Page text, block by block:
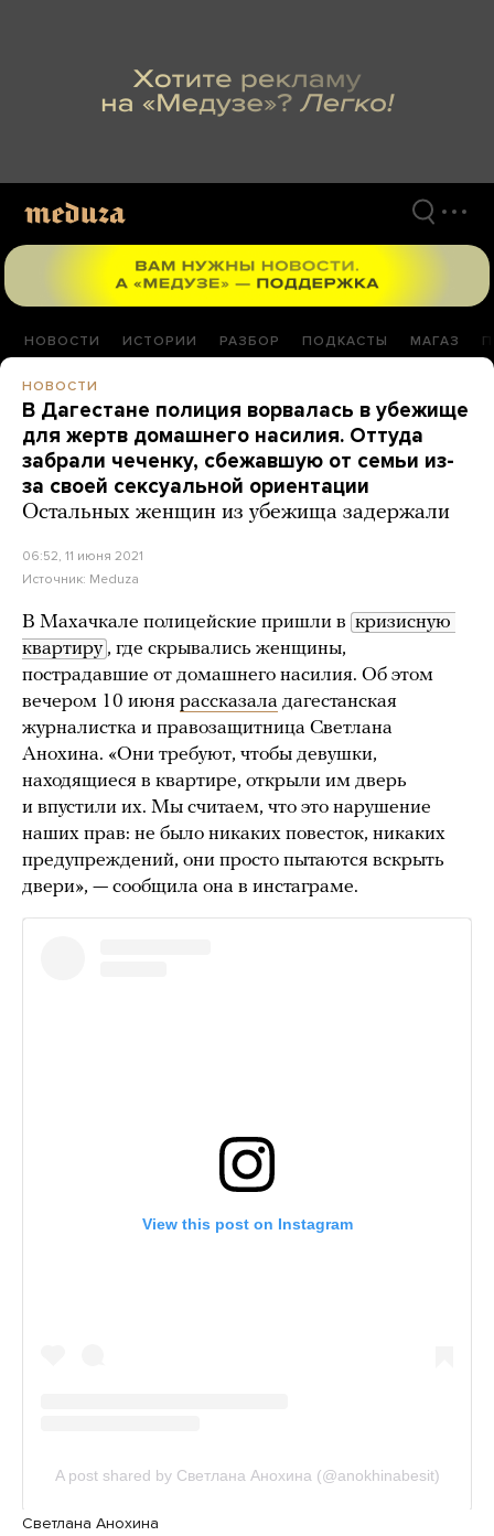
НОВОСТИ ИСТОРИИ РАЗБОР ПОДКАСТЫ МАГАЗ
НОВОСТИ
В Дагестане полиция ворвалась в убежище
для жертв домашнего насилия. Оттуда
забрали чеченку, сбежавшую от семьи из-
за своей сексуальной ориентации
Остальных женщин из убежища задержали
06:52, 11 июня 2021
Источник: Meduza
В Махачкале полицейские пришли в кризисную
квартиру , где скрывались женщины,
пострадавшие от домашнего насилия. Об этом
вечером 10 июня рассказала дагестанская
журналистка и правозащитница Светлана
Анохина. «Они требуют, чтобы девушки,
находящиеся в квартире, открыли им дверь
и впустили их. Мы считаем, что это нарушение
наших прав: не было никаких повесток, никаких
предупреждений, они просто пытаются вскрыть
двери», — сообщила она в инстаграме.
Светлана Анохина